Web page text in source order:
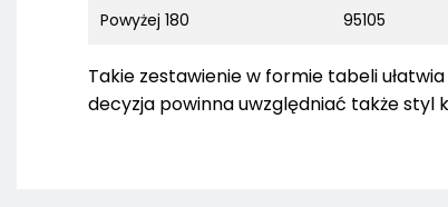
Powyżej 180
95105
Takie zestawienie w formie tabeli
decyzja powinna uwzględniać także styl